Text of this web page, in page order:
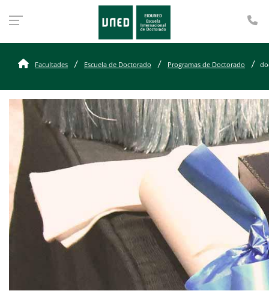
Facultades Escuela de Doctorado Programas de Doctorado